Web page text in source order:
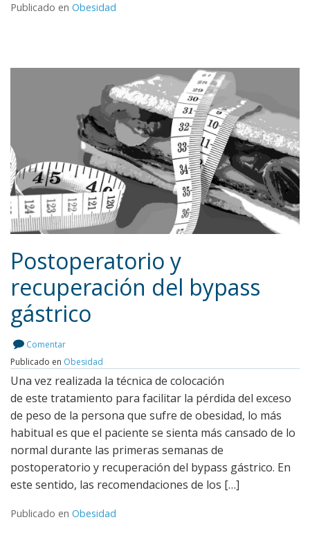
Publicado en Obesidad
Postoperatorio y
recuperación del bypass
gástrico
Comentar
Publicado en Obesidad
Una vez realizada la técnica de colocación
de este tratamiento para facilitar la pérdida del exceso
de peso de la persona que sufre de obesidad, lo más
habitual es que el paciente se sienta más cansado de lo
normal durante las primeras semanas de
postoperatorio y recuperación del bypass gástrico. En
este sentido, las recomendaciones de los […]
Publicado en Obesidad